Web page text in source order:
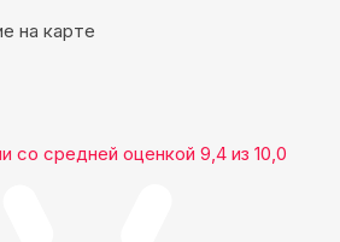
на карте
со средней оценкой 9,4 из 10,0